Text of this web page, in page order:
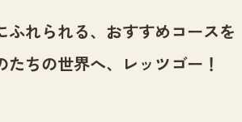
介TOP
シー
イド
ふれられる、おすすめコースを
たちの世界へ、レッツゴー！